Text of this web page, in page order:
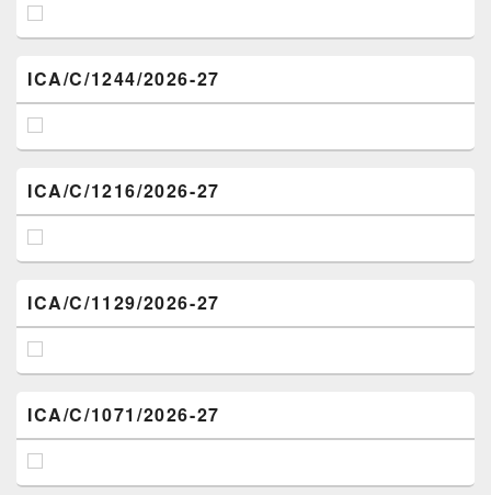
ICA/C/1244/2026-27
ICA/C/1216/2026-27
ICA/C/1129/2026-27
ICA/C/1071/2026-27